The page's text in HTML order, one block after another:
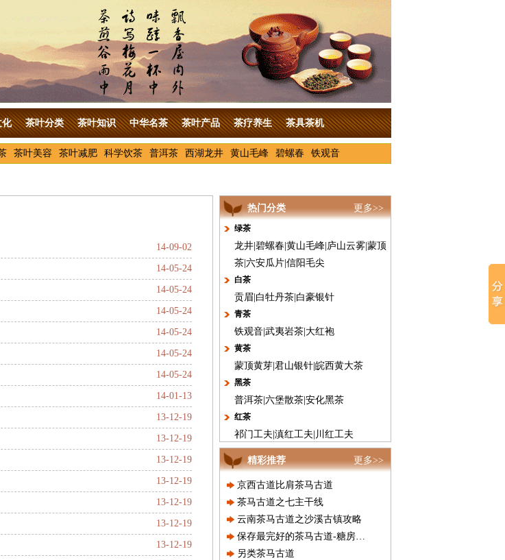
化 茶叶分类 茶叶知识 中华名茶 茶叶产品 茶疗养生 茶具茶机
茶叶美容 茶叶减肥 科学饮茶 普洱茶 西湖龙井 黄山毛峰 碧螺春 铁观音
14-09-02
14-05-24
14-05-24
14-05-24
14-05-24
14-05-24
14-05-24
14-01-13
13-12-19
13-12-19
13-12-19
13-12-19
13-12-19
13-12-19
13-12-19
更多>>
热门分类
绿茶
龙井 碧螺春 黄山毛峰 庐山云雾 蒙顶
茶 六安瓜片 信阳毛尖
白茶
贡眉 白牡丹茶 白豪银针
青茶
铁观音 武夷岩茶 大红袍
黄茶
蒙顶黄芽 君山银针 皖西黄大茶
黑茶
普洱茶 六堡散茶 安化黑茶
红茶
祁门工夫 滇红工夫 川红工夫
更多>>
精彩推荐
京西古道比肩茶马古道
茶马古道之七主干线
云南茶马古道之沙溪古镇攻略
保存最完好的茶马古道-糖房村庄
另类茶马古道